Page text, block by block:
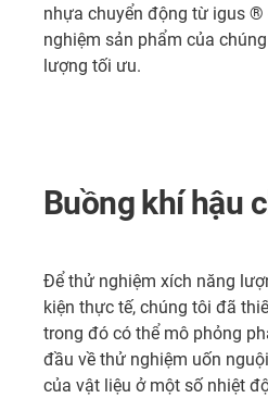
nhựa chuyển động từ igus ®
nghiệm sản phẩm của
lượng tối ưu.
Buồng khí hậu
Để thử nghiệm xích năng
kiện thực tế, chúng tôi đã
trong đó có thể mô phỏng
đầu về thử nghiệm uốn
của vật liệu ở một số nhiệt